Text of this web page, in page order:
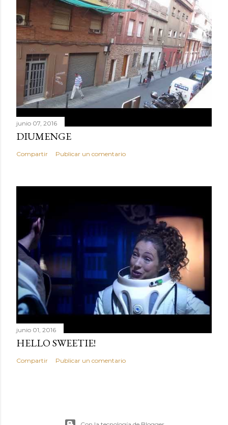
junio 07, 2016
DIUMENGE
Compartir Publicar un comentario
junio 01, 2016
HELLO SWEETIE!
Compartir Publicar un comentario